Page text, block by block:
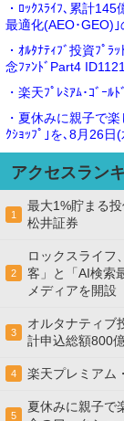
・ﾛｯｸｽﾗｲﾌ､累計
最適化(AEO･GEO)
・ｵﾙﾀﾅﾃｨﾌﾞ投資ﾌﾟ
念ﾌｧﾝﾄﾞPart4
・楽天ﾌﾟﾚﾐｱﾑ･ｺﾞｰﾙ
・夏休みに親子で
ｸｼｮｯﾌﾟ｣を､8月26日
アクセスラン
1
最大1%貯まる
松井証券
2
ロックスライフ
客」と「AI検索
メディアを開設
3
オルタナティブ
計申込総額800
4 楽天プレミアム
5
夏休みに親子で